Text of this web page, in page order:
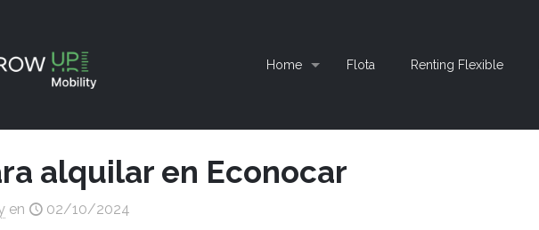
Home Flota Renting Flexible
alquilar en Econocar
en 02/10/2024